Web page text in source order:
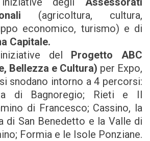
(agricoltura, cultura,
economico, turismo) e di
Capitale.
del Progetto ABC
Bellezza e Cultura) per Expo,
snodano intorno a 4 percorsi:
di Bagnoregio; Rieti e Il
di Francesco; Cassino, la
di San Benedetto e la Valle di
Formia e le Isole Ponziane.